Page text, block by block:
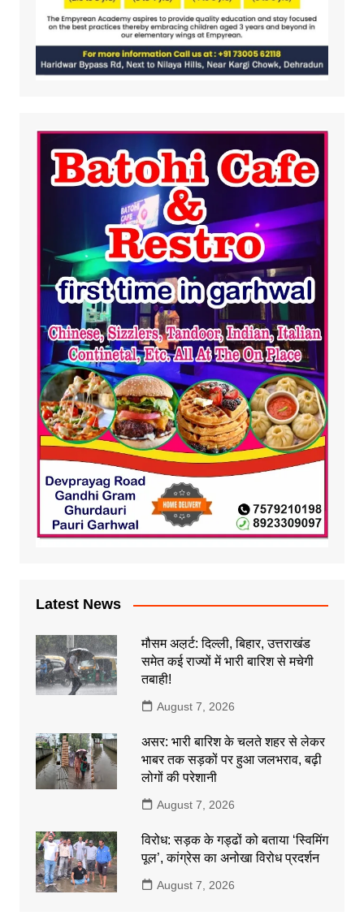
Latest News
मौसम अल़र्ट: दिल्ली, बिहार, उत्तराखंड
समेत कई राज्यों में भारी बारिश से मचेगी
तबाही!
August 7, 2026
असर: भारी बारिश के चलते शहर से लेकर
भाबर तक सड़कों पर हुआ जलभराव, बढ़ी
लोगों की परेशानी
August 7, 2026
विरोध: सड़क के गड्ढों को बताया ‘स्विमिंग
पूल’, कांग्रेस का अनोखा विरोध प्रदर्शन
August 7, 2026